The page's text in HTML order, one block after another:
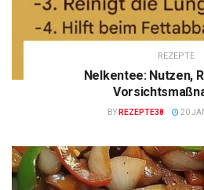
REZEPTE
Nelkentee: Nutzen,
BY REZEPTE38 20